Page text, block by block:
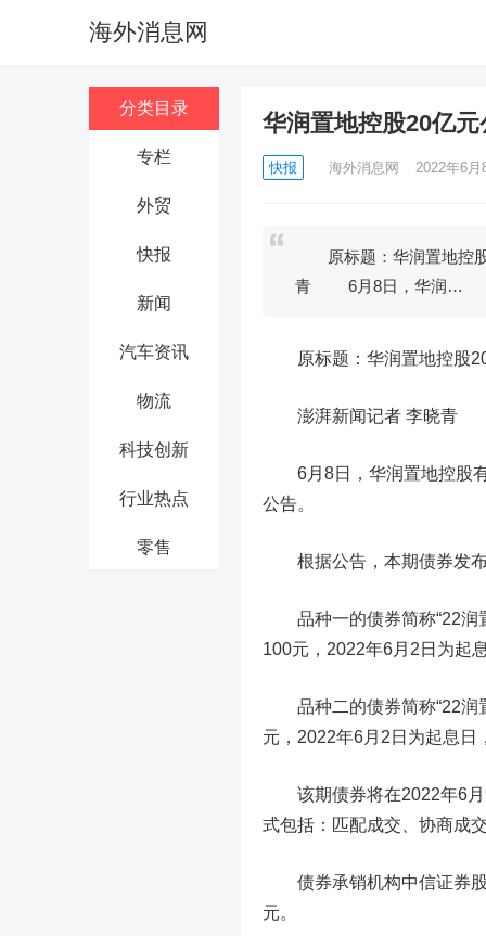
海外消息网
分类目录
专栏
外贸
快报
新闻
汽车资讯
物流
科技创新
行业热点
零售
华润置地控股20亿
快报 海外消息网 2022年6月
原标题：华润置地控
青 6月8日，华润…
原标题：华润置地控股20
澎湃新闻记者 李晓青
6月8日，华润置地控股有
公告。
根据公告，本期债券发布
品种一的债券简称“22润
100元，2022年6月2日为起
品种二的债券简称“22润
元，2022年6月2日为起息日
该期债券将在2022年6月9
式包括：匹配成交、协商成
债券承销机构中信证券
元。